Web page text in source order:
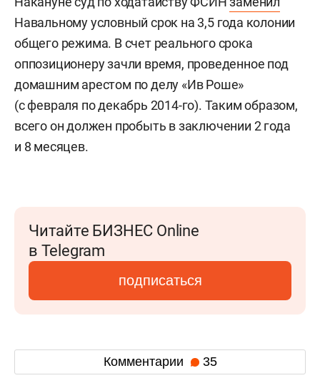
Навальному условный срок на 3,5 года колонии
общего режима. В счет реального срока
оппозиционеру зачли время, проведенное под
домашним арестом по делу «Ив Роше»
(с февраля по декабрь 2014-го). Таким образом,
всего он должен пробыть в заключении 2 года
и 8 месяцев.
Читайте БИЗНЕС Online
в Telegram
подписаться
Комментарии 35